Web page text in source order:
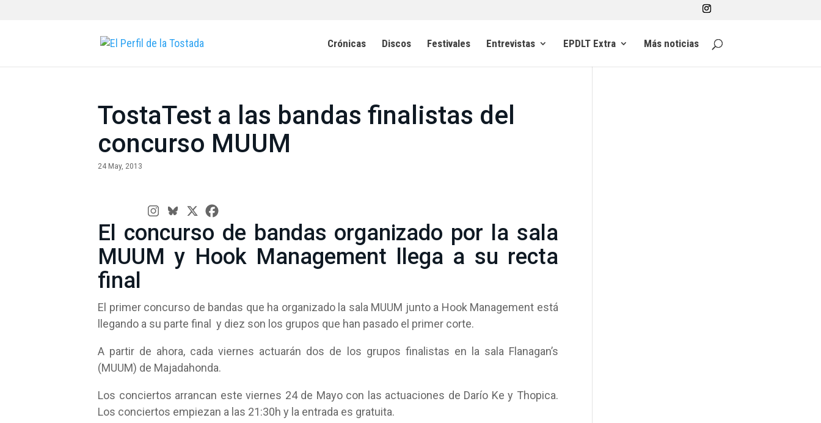
Crónicas Discos Festivales Entrevistas EPDLT Extra Más noticias
TostaTest a las bandas finalistas del
concurso MUUM
24 May, 2013
El concurso de bandas organizado por la sala
MUUM y Hook Management llega a su recta
final
El primer concurso de bandas que ha organizado la sala MUUM junto a Hook Management está
llegando a su parte final y diez son los grupos que han pasado el primer corte.
A partir de ahora, cada viernes actuarán dos de los grupos finalistas en la sala Flanagan’s
(MUUM) de Majadahonda.
Los conciertos arrancan este viernes 24 de Mayo con las actuaciones de Darío Ke y Thopica.
Los conciertos empiezan a las 21:30h y la entrada es gratuita.